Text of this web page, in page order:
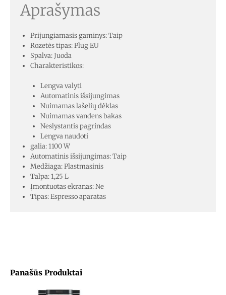
Panašūs Produktai
Aprašymas
Prijungiamasis gaminys: Taip
Rozetės tipas: Plug EU
Spalva: Juoda
Charakteristikos:
Lengva valyti
Automatinis išsijungimas
Nuimamas lašelių dėklas
Nuimamas vandens bakas
Neslystantis pagrindas
Lengva naudoti
galia: 1100 W
Automatinis išsijungimas: Taip
Medžiaga: Plastmasinis
Talpa: 1,25 L
Įmontuotas ekranas: Ne
Tipas: Espresso aparatas